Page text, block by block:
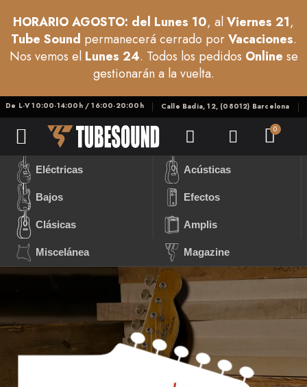
HORARIO AGOSTO: del Lunes 10, alViernes 21,
Tube Sound permanecerá cerrado porVacaciones.
Nos vemos el Lunes 24. Todos los pedidos Online se
gestionarán a la vuelta.
De L-V 10:00-14:00h / 16:00-20:00h Calle Badia, 12, (08012) Barcelona
Eléctricas Acústicas
Bajos Efectos
Clásicas Amplis
Miscelánea Magazine